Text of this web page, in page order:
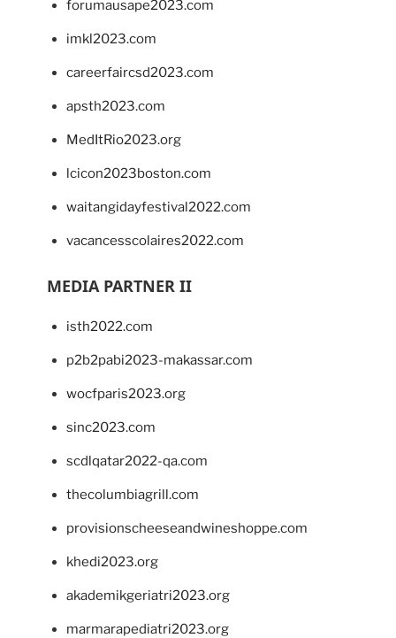
forumausape2023.com
imkl2023.com
careerfaircsd2023.com
apsth2023.com
MedItRio2023.org
lcicon2023boston.com
waitangidayfestival2022.com
vacancesscolaires2022.com
MEDIA PARTNER II
isth2022.com
p2b2pabi2023-makassar.com
wocfparis2023.org
sinc2023.com
scdlqatar2022-qa.com
thecolumbiagrill.com
provisionscheeseandwineshoppe.com
khedi2023.org
akademikgeriatri2023.org
marmarapediatri2023.org